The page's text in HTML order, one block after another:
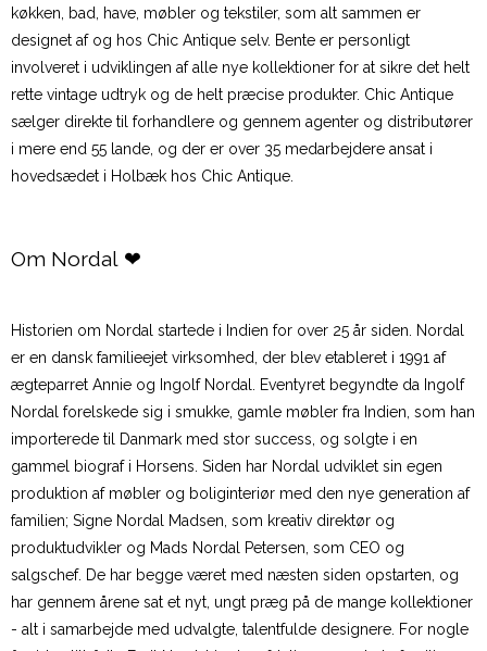
køkken, bad, have, møbler og tekstiler, som alt sammen er
designet af og hos Chic Antique selv. Bente er personligt
involveret i udviklingen af alle nye kollektioner for at sikre det helt
rette vintage udtryk og de helt præcise produkter. Chic Antique
sælger direkte til forhandlere og gennem agenter og distributører
i mere end 55 lande, og der er over 35 medarbejdere ansat i
hovedsædet i Holbæk hos Chic Antique.
Om Nordal ❤
Historien om Nordal startede i Indien for over 25 år siden. Nordal
er en dansk familieejet virksomhed, der blev etableret i 1991 af
ægteparret Annie og Ingolf Nordal. Eventyret begyndte da Ingolf
Nordal forelskede sig i smukke, gamle møbler fra Indien, som han
importerede til Danmark med stor success, og solgte i en
gammel biograf i Horsens. Siden har Nordal udviklet sin egen
produktion af møbler og boliginteriør med den nye generation af
familien; Signe Nordal Madsen, som kreativ direktør og
produktudvikler og Mads Nordal Petersen, som CEO og
salgschef. De har begge været med næsten siden opstarten, og
har gennem årene sat et nyt, ungt præg på de mange kollektioner
- alt i samarbejde med udvalgte, talentfulde designere. For nogle